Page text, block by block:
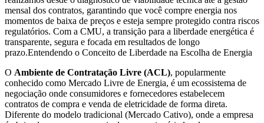
mensal dos contratos, garantindo que você compre energia nos
momentos de baixa de preços e esteja sempre protegido contra riscos
regulatórios. Com a CMU, a transição para a liberdade energética é
transparente, segura e focada em resultados de longo
prazo.Entendendo o Conceito de Liberdade na Escolha de Energia
O Ambiente de Contratação Livre (ACL), popularmente
conhecido como Mercado Livre de Energia, é um ecossistema de
negociação onde consumidores e fornecedores estabelecem
contratos de compra e venda de eletricidade de forma direta.
Diferente do modelo tradicional (Mercado Cativo), onde a empresa